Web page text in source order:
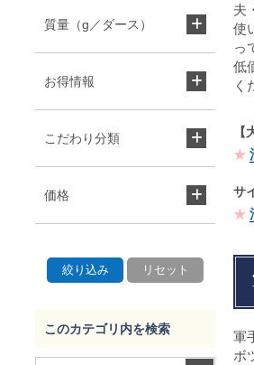
夫
使
っ
低
く
サ
軍
ボ
質量（g／ダース）
お得情報
こだわり分類
価格
このカテゴリ内を検索